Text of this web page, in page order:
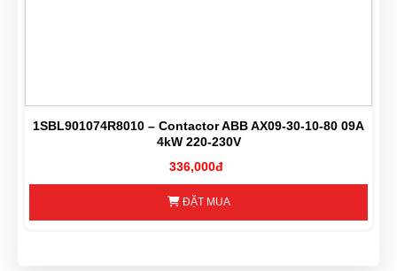
1SBL901074R8010 – Contactor ABB AX09-30-10-80 09A
4kW 220-230V
336,000đ
ĐẶT MUA